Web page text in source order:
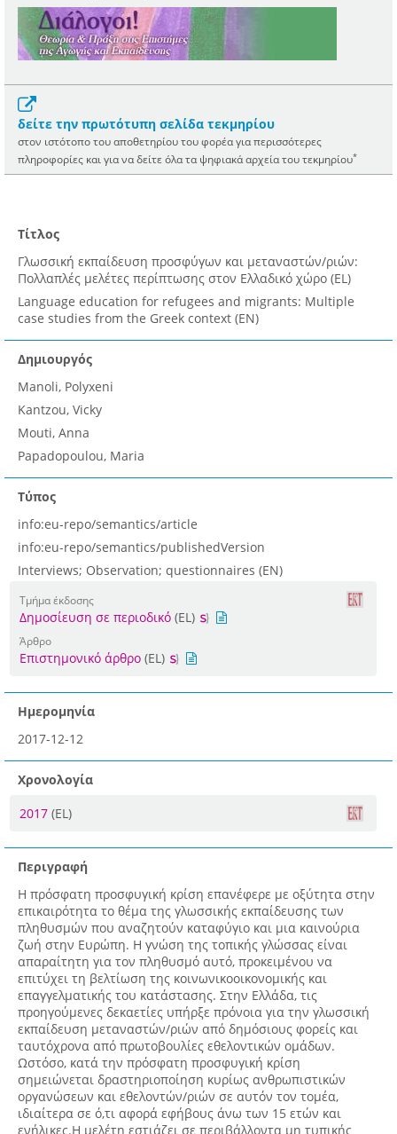
δείτε την πρωτότυπη σελίδα τεκμηρίου
στον ιστότοπο του αποθετηρίου του φορέα για περισσότερες
πληροφορίες και για να δείτε όλα τα ψηφιακά αρχεία του τεκμηρίου*
Τίτλος
Γλωσσική εκπαίδευση προσφύγων και μεταναστών/ριών:
Πολλαπλές μελέτες περίπτωσης στον Ελλαδικό χώρο (EL)
Language education for refugees and migrants: Multiple
case studies from the Greek context (EN)
Δημιουργός
Manoli, Polyxeni
Kantzou, Vicky
Mouti, Anna
Papadopoulou, Maria
Τύπος
info:eu-repo/semantics/article
info:eu-repo/semantics/publishedVersion
Interviews; Observation; questionnaires (EN)
Τμήμα έκδοσης
Δημοσίευση σε περιοδικό (EL)
Άρθρο
Επιστημονικό άρθρο (EL)
Ημερομηνία
2017-12-12
Χρονολογία
2017 (EL)
Περιγραφή
Η πρόσφατη προσφυγική κρίση επανέφερε με οξύτητα στην
επικαιρότητα το θέμα της γλωσσικής εκπαίδευσης των
πληθυσμών που αναζητούν καταφύγιο και μια καινούρια
ζωή στην Ευρώπη. Η γνώση της τοπικής γλώσσας είναι
απαραίτητη για τον πληθυσμό αυτό, προκειμένου να
επιτύχει τη βελτίωση της κοινωνικοοικονομικής και
επαγγελματικής του κατάστασης. Στην Ελλάδα, τις
προηγούμενες δεκαετίες υπήρξε πρόνοια για την γλωσσική
εκπαίδευση μεταναστών/ριών από δημόσιους φορείς και
ταυτόχρονα από πρωτοβουλίες εθελοντικών ομάδων.
Ωστόσο, κατά την πρόσφατη προσφυγική κρίση
σημειώνεται δραστηριοποίηση κυρίως ανθρωπιστικών
οργανώσεων και εθελοντών/ριών σε αυτόν τον τομέα,
ιδιαίτερα σε ό,τι αφορά εφήβους άνω των 15 ετών και
ενήλικες.H μελέτη εστιάζει σε περιβάλλοντα μη τυπικής